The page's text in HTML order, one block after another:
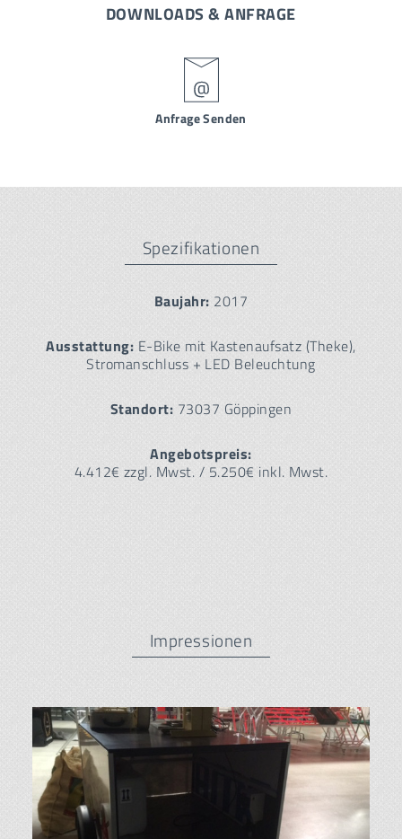
DOWNLOADS & ANFRAGE
Anfrage Senden
Spezifikationen
Baujahr: 2017
Ausstattung: E-Bike mit Kastenaufsatz (Theke),
Stromanschluss + LED Beleuchtung
Standort: 73037 Göppingen
Angebotspreis:
4.412€ zzgl. Mwst. / 5.250€ inkl. Mwst.
Impressionen